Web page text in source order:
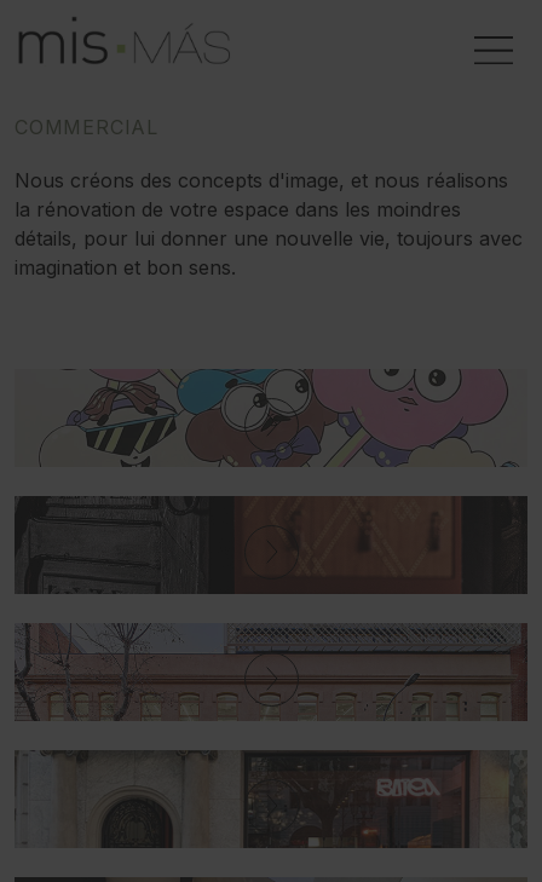
COMMERCIAL
Nous créons des concepts d'image, et nous réalisons
la rénovation de votre espace dans les moindres
détails, pour lui donner une nouvelle vie, toujours avec
imagination et bon sens.